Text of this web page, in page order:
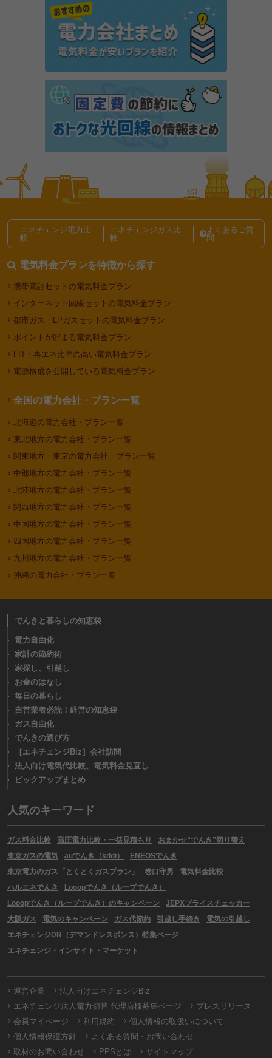
オクトパスエナジーとENEOSでんきを比較！電気料
金やプランの違いは？
楽天でんきの「オール電化プラン」は高い？デメリッ
トは？
ベルメゾンでんきの電気料金は高い？メリット・デメ
電力会社・電気料金プランの選び方記事一覧
エネチェンジ電力比
較
エネチェンジガス比
較
よくあるご質
問
電気料金プランを特徴から探す
携帯電話セットの電気料金プラン
インターネット回線セットの電気料金プラン
都市ガス・LPガスセットの電気料金プラン
ポイントが貯まる電気料金プラン
FIT・再エネ比率の高い電気料金プラン
電源構成を公開している電気料金プラン
全国の電力会社・プラン一覧
北海道の電力会社・プラン一覧
東北地方の電力会社・プラン一覧
関東地方・東京の電力会社・プラン一覧
中部地方の電力会社・プラン一覧
北陸地方の電力会社・プラン一覧
関西地方の電力会社・プラン一覧
中国地方の電力会社・プラン一覧
四国地方の電力会社・プラン一覧
九州地方の電力会社・プラン一覧
沖縄の電力会社・プラン一覧
でんきと暮らしの知恵袋
電力自由化
家計の節約術
家探し、引越し
お金のはなし
毎日の暮らし
自営業者必読！経営の知恵袋
ガス自由化
でんきの選び方
［エネチェンジBiz］会社訪問
法人向け電気代比較、電気料金見直し
ピックアップまとめ
人気のキーワード
ガス料金比較 高圧電力比較・一括見積もり
おまかせ“でんき”切り替え
東京ガスの電気
auでんき（kddi）
ENEOSでんき
東京電力のガス「とくとくガスプラン」
巻口守男
電気料金比較
ハルエネでんき
Looopでんき（ループでんき）
Looopでんき（ループでんき）のキャンペーン
JEPXプライスチェッカー
大阪ガス
電気のキャンペーン ガス代節約 引越し手続き
電気の引越し
エネチェンジDR（デマンドレスポンス）特集ページ
エネチェンジ・インサイト・マーケット
運営企業
法人向けエネチェンジBiz
エネチェンジ法人電力切替 代理店様募集ページ
プレスリリース
会員マイページ
利用規約
個人情報の取扱いについて
個人情報保護方針
よくある質問・お問い合わせ
取材のお問い合わせ
PPSとは サイトマップ